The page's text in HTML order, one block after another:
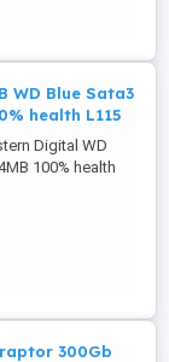
WD Blue Sata3
health L115
Digital WD
100% health
Digital WD Blue
III Capacitate:
MB Form factor:
suporta
300Gb